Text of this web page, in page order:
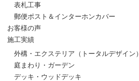
表札工事
郵便ポスト＆インターホンカバー
お客様の声
施工実績
外構・エクステリア（トータルデザイン）
庭まわり・ガーデン
デッキ・ウッドデッキ